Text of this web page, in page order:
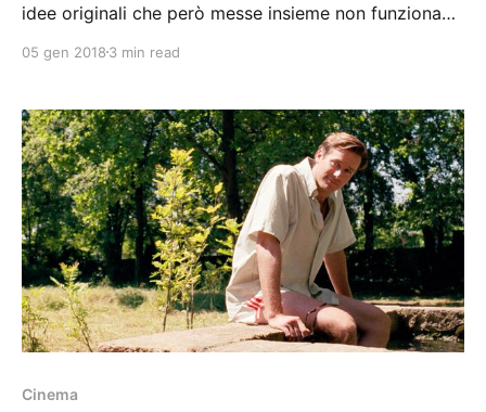
idee originali che però messe insieme non funzionano
05 gen 2018 3 min read
Cinema